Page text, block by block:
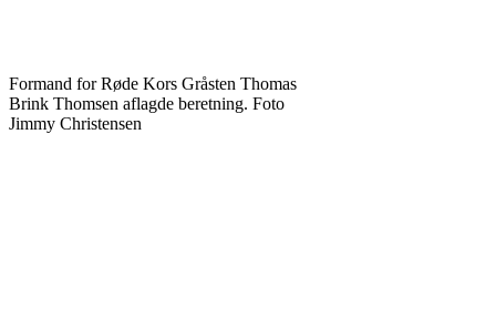
Formand for Røde Kors Gråsten Thomas
Brink Thomsen aflagde beretning. Foto
Jimmy Christensen